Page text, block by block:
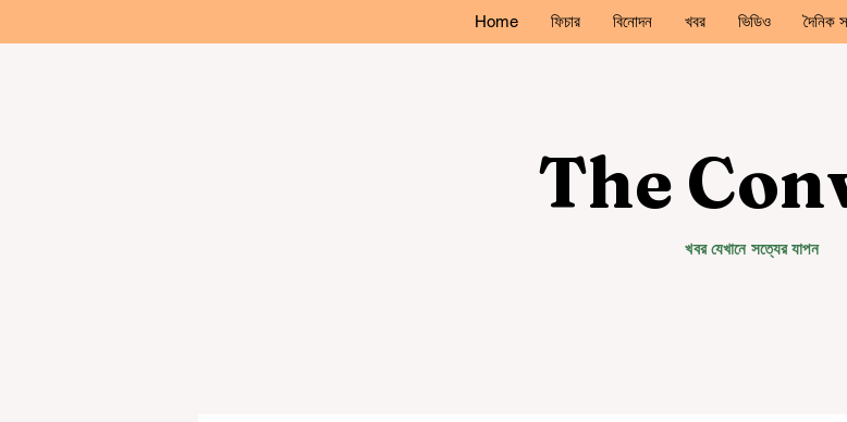
Home ফিচার বিনোদন খবর ভিডিও দৈনিক
The
খবর যেখানে সত্যের যাপন